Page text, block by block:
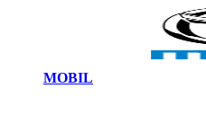
MOBIL